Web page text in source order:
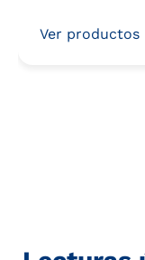
Ver productos